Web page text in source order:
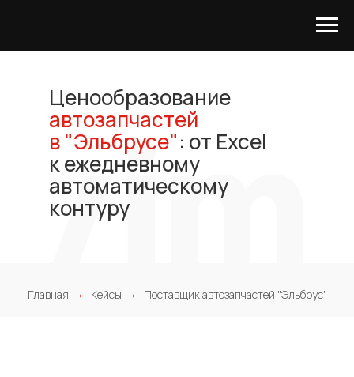
Хотите посмотреть систему
изнутри и понять, насколько
она применима для ваших
Ценообразование
автозапчастей
в "Эльбрусе": от Excel
к ежедневному
автоматическому
контуру
Главная → Кейсы → Поставщик автозапчастей "Эльбрус"